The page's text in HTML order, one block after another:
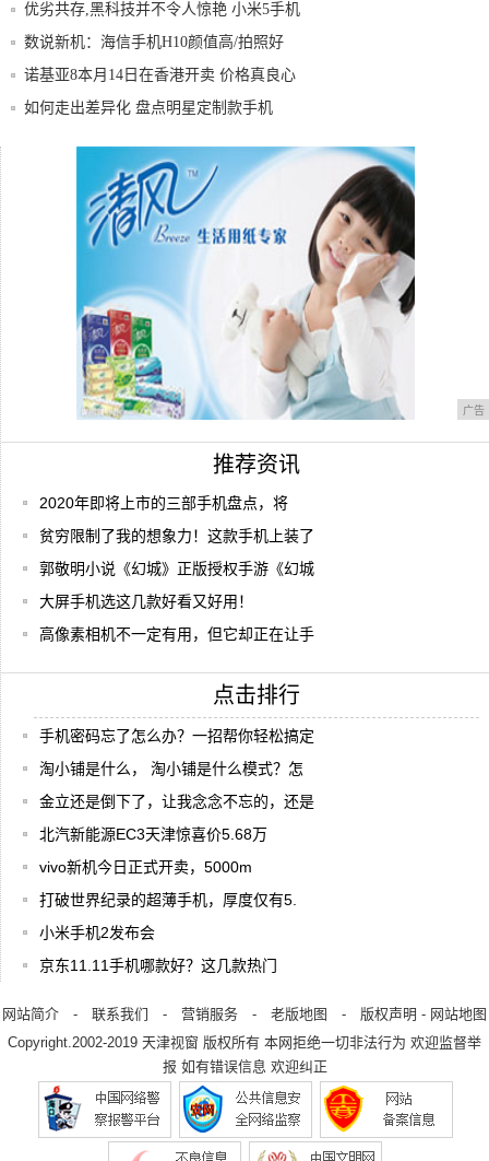
优劣共存,黑科技并不令人惊艳 小米5手机
评测
数说新机：海信手机H10颜值高/拍照好
诺基亚8本月14日在香港开卖 价格真良心
如何走出差异化 盘点明星定制款手机
搜狗输入法iPhone3.3.0版上线即时
广告
推荐资讯
2020年即将上市的三部手机盘点，将
贫穷限制了我的想象力！这款手机上装了
郭敬明小说《幻城》正版授权手游《幻城
大屏手机选这几款好看又好用！
高像素相机不一定有用，但它却正在让手
点击排行
手机密码忘了怎么办？一招帮你轻松搞定
淘小铺是什么， 淘小铺是什么模式？怎
金立还是倒下了，让我念念不忘的，还是
北汽新能源EC3天津惊喜价5.68万
vivo新机今日正式开卖，5000m
打破世界纪录的超薄手机，厚度仅有5.
小米手机2发布会
京东11.11手机哪款好？这几款热门
网站简介 - 联系我们 - 营销服务 - 老版地图 - 版权声明 - 网站地图
Copyright.2002-2019 天津视窗 版权所有 本网拒绝一切非法行为 欢迎监督举
报 如有错误信息 欢迎纠正